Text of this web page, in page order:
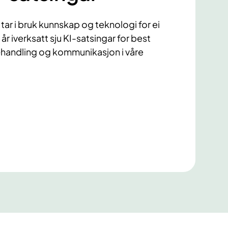
i bruk kunnskap og teknologi for ei
iverksatt sju KI-satsingar for best
og kommunikasjon i våre